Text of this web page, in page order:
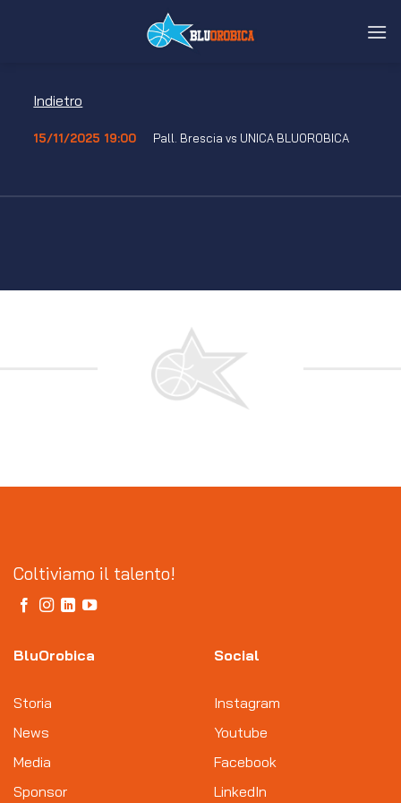
Indietro
15/11/2025 19:00 Pall. Brescia vs UNICA BLUOROBICA
Coltiviamo il talento!
BluOrobica
Storia
News
Media
Sponsor
Social
Instagram
Youtube
Facebook
LinkedIn